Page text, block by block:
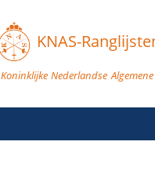
KNAS-
Koninklijke Nederlandse